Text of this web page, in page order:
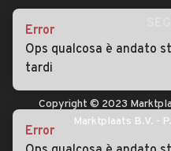
Copyright © 2023
Marktplaats B.V. -
Error
Ops qualcosa è andato
tardi
Error